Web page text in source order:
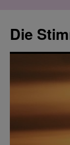
springen
Die